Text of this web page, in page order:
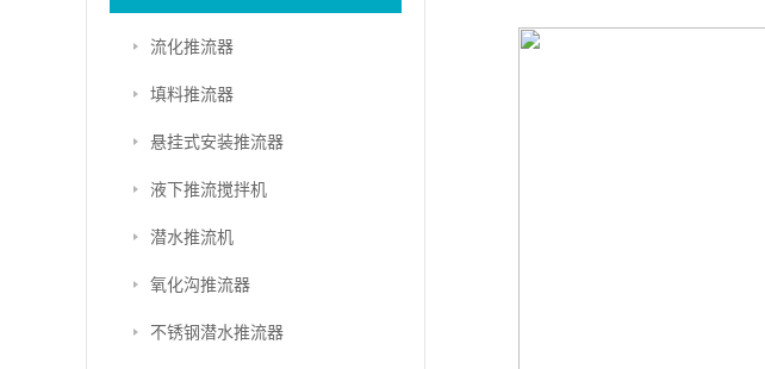
流化推流器
填料推流器
悬挂式安装推流器
液下推流搅拌机
潜水推流机
氧化沟推流器
不锈钢潜水推流器